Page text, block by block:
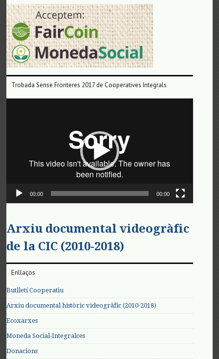
Trobada Sense Fronteres 2017 de Cooperatives Integrals
00:00 00:00
Arxiu documental videogràfic
de la CIC (2010-2018)
Enllaços
Butlletí Cooperatiu
Arxiu documental històric videogràfic (2010-2018)
Ecoxarxes
Moneda Social-Integralces
Donacions